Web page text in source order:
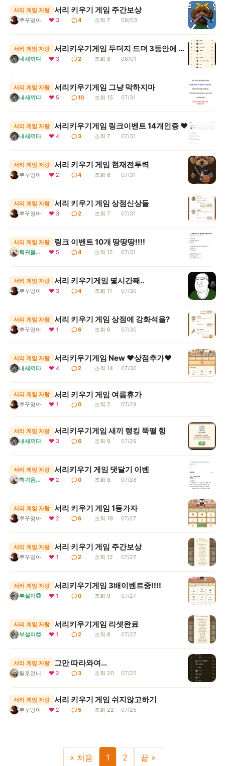
서리 게임 자랑 서리 키우기 게임 주간보상
뿌꾸엉아 ❤ 3 4 조회 7 08/03
서리 게임 자랑 서리키우기게임 두더지 드뎌 3등안에 들어땨
내새끼다 ❤ 3 2 조회 8 08/01
서리 게임 자랑 서리키우기게임 그냥 막하지마
내새끼다 ❤ 5 10 조회 15 07/31
서리 게임 자랑 서리키우기게임 링크이벤트 14개인증 ♥
내새끼다 ❤ 4 3 조회 7 07/31
서리 게임 자랑 서리 키우기 게임 현재전투력
뿌꾸엉아 ❤ 2 4 조회 6 07/31
서리 게임 자랑 서리 키우기 게임 상점신상들
뿌꾸엉아 ❤ 3 2 조회 7 07/31
서리 게임 자랑 링크 이벤트 10개 땅땅땅!!!!
핵귀욤서리 ❤ 5 4 조회 12 07/31
서리 게임 자랑 서리 키우기게임 몇시간째..
뿌꾸엉아 ❤ 3 4 조회 11 07/30
서리 게임 자랑 서리 키우기 게임 상점에 강화석을?
뿌꾸엉아 ❤ 1 6 조회 6 07/30
서리 게임 자랑 서리키우기게임 New ♥상점추가♥
내새끼다 ❤ 4 2 조회 14 07/30
서리 게임 자랑 서리 키우기 게임 여름휴가
뿌꾸엉아 ❤ 1 0 조회 2 07/29
서리 게임 자랑 서리키우기게임 새끼 랭킹 뚝떨 힝
내새끼다 ❤ 3 6 조회 9 07/29
서리 게임 자랑 서리키우기 게임 댓달기 이벤
핵귀욤서리 ❤ 2 0 조회 8 07/28
서리 게임 자랑 서리 키우기 게임 1등가자
뿌꾸엉아 ❤ 2 6 조회 19 07/27
서리 게임 자랑 서리 키우기 게임 주간보상
뿌꾸엉아 ❤ 1 2 조회 12 07/27
서리 게임 자랑 서리키우기게임 3배이벤트중!!!!
부설이😍 ❤ 1 0 조회 9 07/27
서리 게임 자랑 서리키우기게임 리셋완료
부설이😍 ❤ 1 2 조회 8 07/27
서리 게임 자랑 그만 따라와여...
릴로언니 ❤ 2 3 조회 20 07/25
서리 게임 자랑 서리 키우기 게임 쉬지않고하기
뿌꾸엉아 ❤ 2 5 조회 22 07/25
« 처음 1 2 끝 »